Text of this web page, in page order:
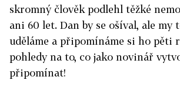
skromný člověk podlehl těžké
ani 60 let. Dan by se ošíval, ale my
uděláme a připomínáme si ho pěti
pohledy na to, co jako novinář
připomínat!